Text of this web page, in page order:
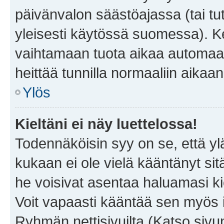
päivänvalon säästöajassa (tai
yleisesti käytössä suomessa).
vaihtamaan tuota aikaa
heittää tunnilla normaaliin
Ylös
Kieltäni ei näy luettelossa!
Todennäköisin syy on se, että
kukaan ei ole vielä kääntänyt
he voisivat asentaa haluamasi
Voit vapaasti kääntää sen